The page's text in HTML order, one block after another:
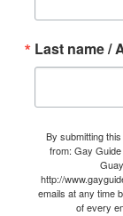
Last name /
By submitting
from: Gay
http://
emails at any time
of every